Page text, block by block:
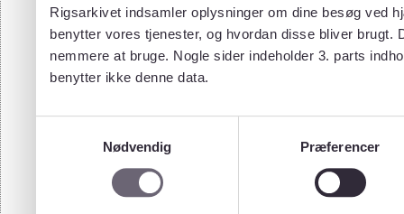
Rigsarkivet indsamler oplysninger om dine besøg ved
benytter vores tjenester, og hvordan disse bliver
nemmere at bruge. Nogle sider indeholder 3. parts
benytter ikke denne data.
Nødvendig
Præferencer